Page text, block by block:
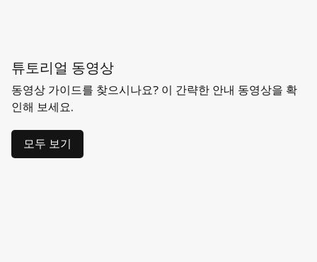
튜토리얼 동영상
동영상 가이드를 찾으시나요? 이 간략한 안내 동영상을 확
인해 보세요.
모두 보기